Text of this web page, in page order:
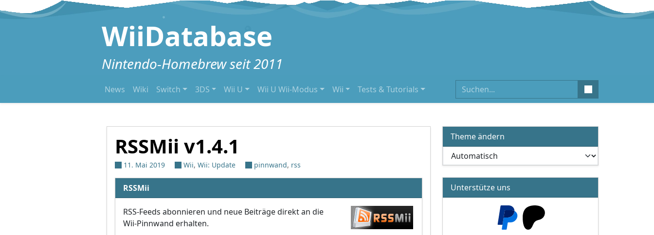
Zum Inhalt springen
WiiDatabase
Nintendo-Homebrew seit 2011
News Wiki Switch 3DS Wii U Wii U Wii-Modus Wii Tests & Tutorials Suchen
RSSMii v1.4.1
11. Mai 2019 Wii, Wii: Update pinnwand, rss
RSSMii
RSS-Feeds abonnieren und neue Beiträge direkt an die
Wii-Pinnwand erhalten.
Theme ändern
Unterstütze uns